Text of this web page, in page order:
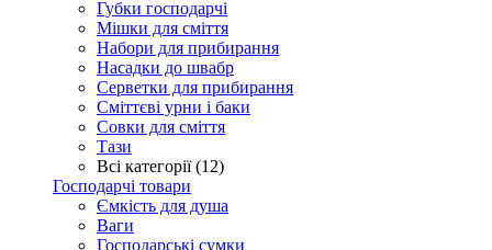
Губки господарчі
Мішки для сміття
Набори для прибирання
Насадки до швабр
Серветки для прибирання
Сміттєві урни і баки
Совки для сміття
Тази
Всі категорії (12)
Господарчі товари
Ємкість для душа
Ваги
Господарські сумки